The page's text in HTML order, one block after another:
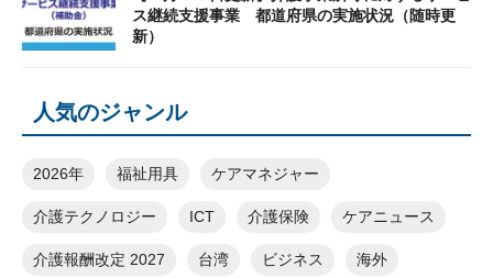
ス継続支援事業 都道府県の実施状況（随時更
新）
人気のジャンル
2026年 福祉用具 ケアマネジャー
介護テクノロジー ICT 介護保険 ケアニュース
介護報酬改定 2027 台湾 ビジネス 海外